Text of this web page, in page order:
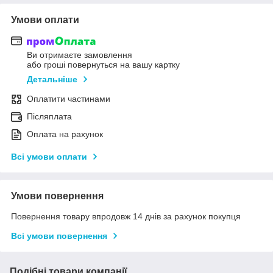
Умови оплати
Ви отримаєте замовлення
або гроші повернуться на вашу картку
Детальніше
Оплатити частинами
Післяплата
Оплата на рахунок
Всі умови оплати
Умови повернення
Повернення товару впродовж 14 днів за рахунок покупця
Всі умови повернення